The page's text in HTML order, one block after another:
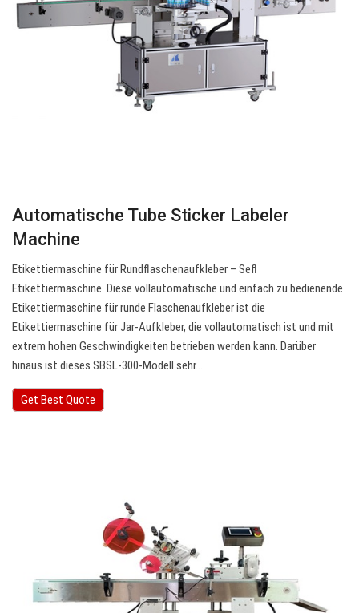
Automatische Tube Sticker Labeler
Machine
Etikettiermaschine für Rundflaschenaufkleber – Sefl
Etikettiermaschine. Diese vollautomatische und einfach zu bedienende
Etikettiermaschine für runde Flaschenaufkleber ist die
Etikettiermaschine für Jar-Aufkleber, die vollautomatisch ist und mit
extrem hohen Geschwindigkeiten betrieben werden kann. Darüber
hinaus ist dieses SBSL-300-Modell sehr…
Get Best Quote